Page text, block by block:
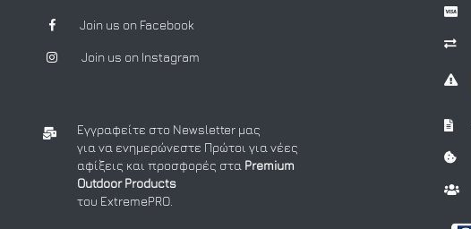
Σιλικόνες
ShoreJigging 1
Classic
1
1
Join us on Facebook
Join us on Instagram
Εγγραφείτε στο Newsletter μας
για να ενημερώνεστε Πρώτοι για νέες
αφίξεις και προσφορές στα Premium
Outdoor Products
του ExtremePRO.